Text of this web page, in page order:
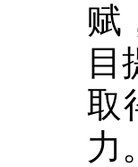
赋
目
取
力